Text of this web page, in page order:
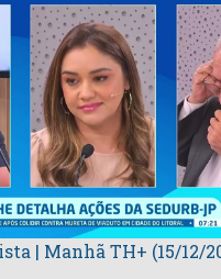
| Manhã TH+ (15/12/